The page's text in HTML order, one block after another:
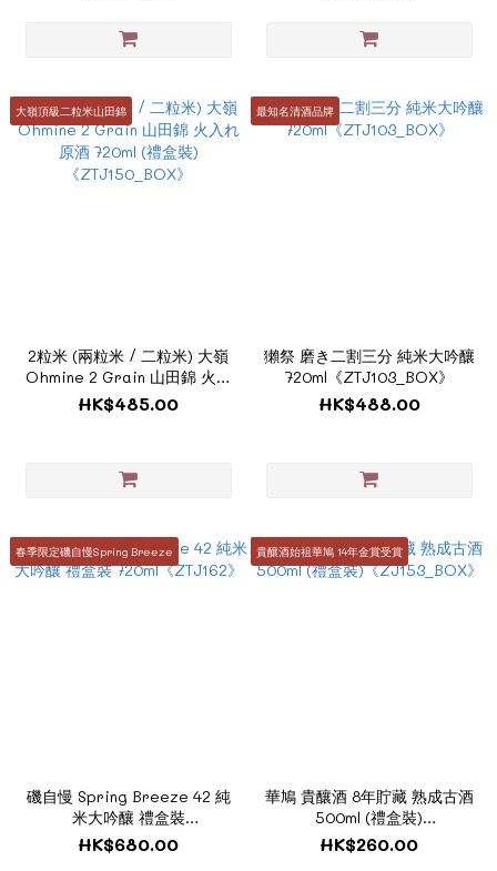
大嶺頂級二粒米山田錦
2粒米 (兩粒米 / 二粒米) 大嶺
Ohmine 2 Grain 山田錦 火入
れ 原酒 720ml (禮盒裝)
《ZTJ150_BOX》
HK$485.00
最知名清酒品牌
獺祭 磨き二割三分 純米大吟釀
720ml《ZTJ103_BOX》
HK$488.00
春季限定磯自慢Spring Breeze
磯自慢 Spring Breeze 42 純
米大吟釀 禮盒裝
720ml《ZTJ162》
HK$680.00
貴釀酒始祖華鳩 14年金賞受賞
華鳩 貴釀酒 8年貯藏 熟成古酒
500ml (禮盒裝)
《ZJ153_BOX》
HK$260.00